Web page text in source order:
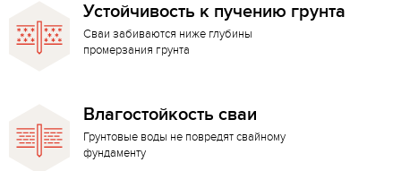
Устойчивость к пучению грунта
Сваи забиваются ниже глубины
промерзания грунта
Влагостойкость сваи
Грунтовые воды не повредят свайному
фундаменту